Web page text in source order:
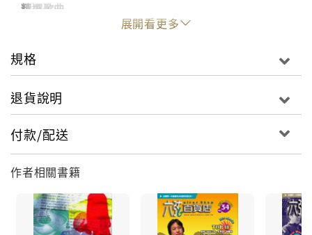
精選歌曲
專屬天使 ／ Tank（電視劇“花樣少年少年”主題曲）
天使 ／ 五月天（“le Power”廣告主題曲）
我又初戀了 ／ 五月天
小情歌 ／ 蘇打綠（吉他版）（電影“六號出口”主題
展開看更多
規格
退貨說明
付款/配送
作者相關書籍